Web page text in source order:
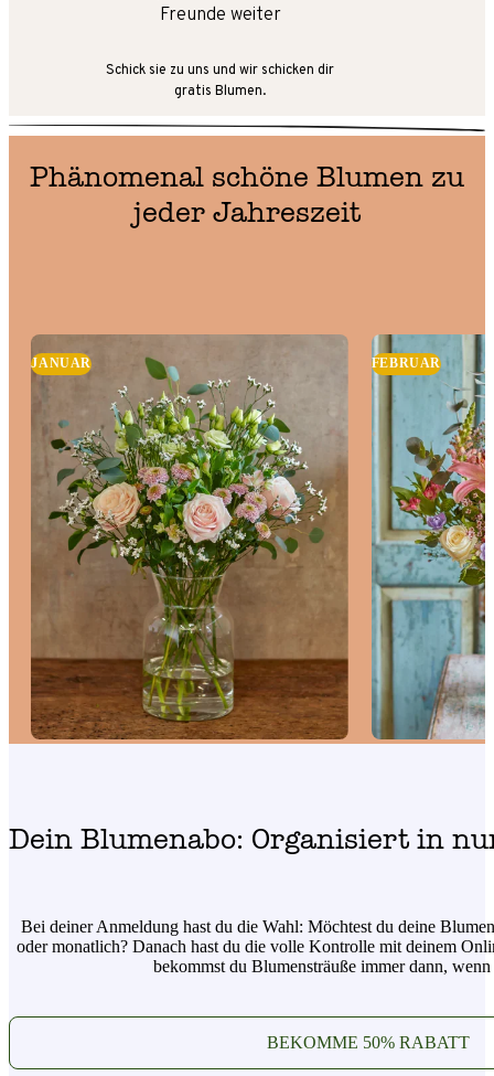
Freunde weiter
Schick sie zu uns und wir schicken dir
gratis Blumen.
Phänomenal schöne Blumen zu
jeder Jahreszeit
JANUAR FEBRUAR
Dein Blumenabo: Organisiert in
Bei deiner Anmeldung hast du die Wahl: Möchtest du deine
oder monatlich? Danach hast du die volle Kontrolle mit deinem
bekommst du Blumensträuße immer dann,
BEKOMME 50% RABATT